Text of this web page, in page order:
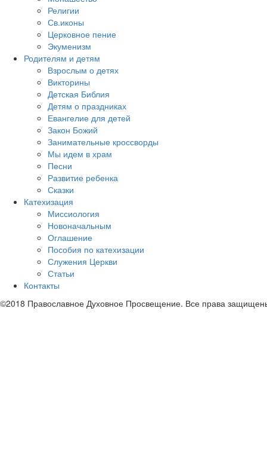
Религии
Св.иконы
Церковное пение
Экуменизм
Родителям и детям
Взрослым о детях
Викторины
Детская Библия
Детям о праздниках
Евангелие для детей
Закон Божий
Занимательные кроссворды
Мы идем в храм
Песни
Развитие ребенка
Сказки
Катехизация
Миссиология
Новоначальным
Оглашение
Пособия по катехизации
Служения Церкви
Статьи
Контакты
©2018 Православное Духовное Просвещение. Все права